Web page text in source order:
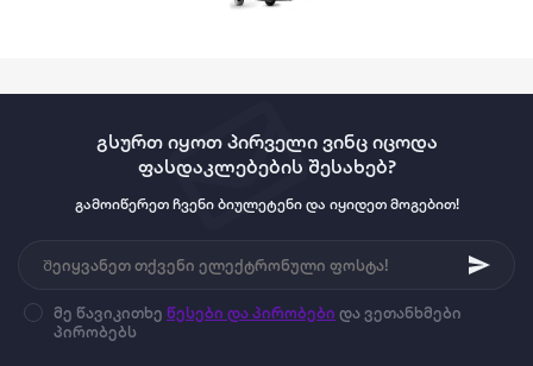
გსურთ იყოთ პირველი ვინც იცოდა
ფასდაკლებების შესახებ?
გამოიწერეთ ჩვენი ბიულეტენი და იყიდეთ მოგებით!
მე წავიკითხე წესები და პირობები და ვეთანხმები
პირობებს